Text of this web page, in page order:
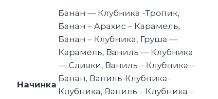
Начинка
Банан — Клубника -Тропик,
Банан – Арахис – Карамель,
Банан – Клубника, Груша —
Карамель, Ваниль — Клубника
— Сливки, Ваниль – Клубника –
Банан, Ваниль-Клубника-
Клубника, Ваниль – Клубника –